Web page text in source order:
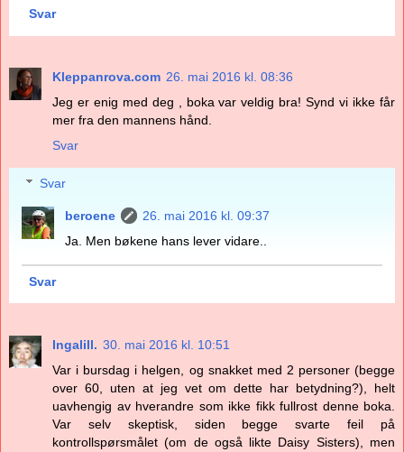
Svar
Kleppanrova.com 26. mai 2016 kl. 08:36
Jeg er enig med deg , boka var veldig bra! Synd vi ikke får
mer fra den mannens hånd.
Svar
Svar
beroene
26. mai 2016 kl. 09:37
Ja. Men bøkene hans lever vidare..
Svar
Ingalill. 30. mai 2016 kl. 10:51
Var i bursdag i helgen, og snakket med 2 personer (begge
over 60, uten at jeg vet om dette har betydning?), helt
uavhengig av hverandre som ikke fikk fullrost denne boka.
Var selv skeptisk, siden begge svarte feil på
kontrollspørsmålet (om de også likte Daisy Sisters), men